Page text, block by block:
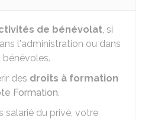
de bénévolat, si
l'administration ou dans
des droits à formation
Formation.
salarié du privé, votre